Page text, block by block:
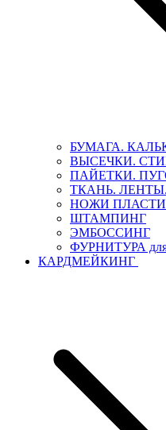
БУМАГА.
ВЫСЕЧКИ.
ПАЙЕТКИ.
ТКАНЬ.
НОЖИ
ШТАМПИНГ
ЭМБОССИНГ
ФУРНИТУРА для
КАРДМЕЙКИНГ